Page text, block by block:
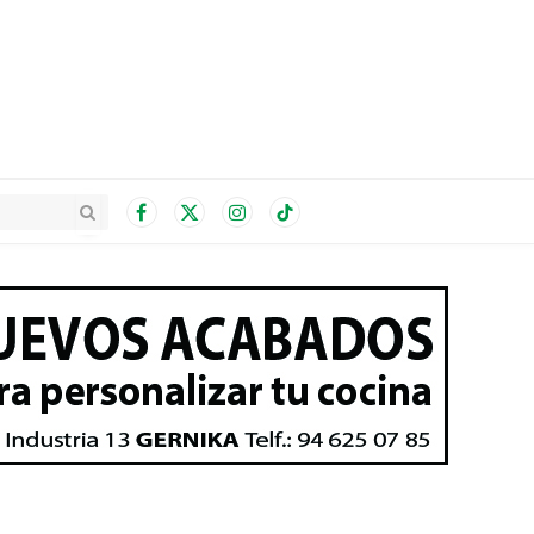
Facebook
X
InstagramTikTok